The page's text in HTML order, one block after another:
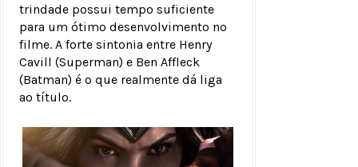
trindade possui tempo suficiente
para um ótimo desenvolvimento no
filme. A forte sintonia entre Henry
Cavill (Superman) e Ben Affleck
(Batman) é o que realmente dá liga
ao título.